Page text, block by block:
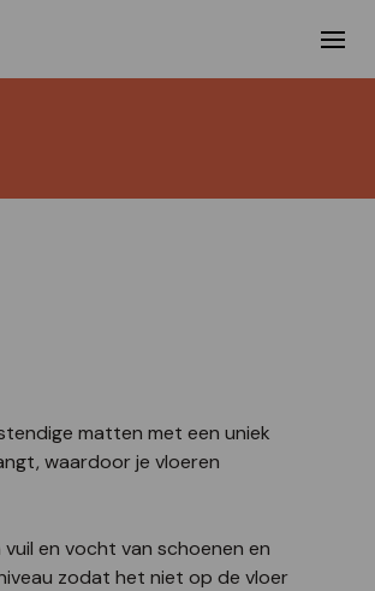
matten met een uniek
waardoor je vloeren
en vocht van schoenen en
zodat het niet op de vloer